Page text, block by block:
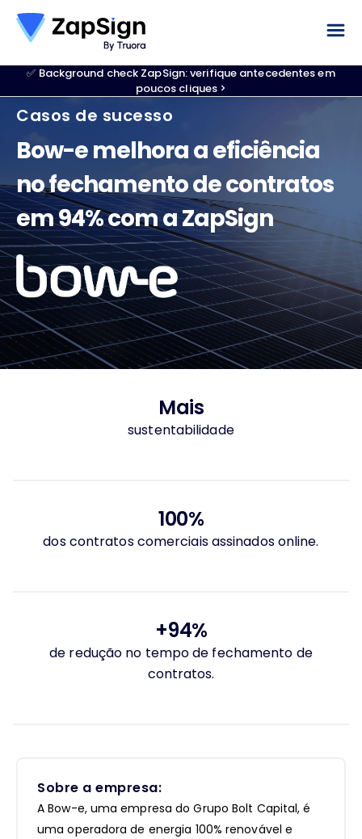
✅ Background check ZapSign: verifique antecedentes em
poucos cliques >
Casos de sucesso
Bow-e melhora a eficiência
no fechamento de contratos
em 94% com a ZapSign
Mais
sustentabilidade
100%
dos contratos comerciais assinados online.
+94%
de redução no tempo de fechamento de
contratos.
Sobre a empresa:
A Bow-e, uma empresa do Grupo Bolt Capital, é
uma operadora de energia 100% renovável e